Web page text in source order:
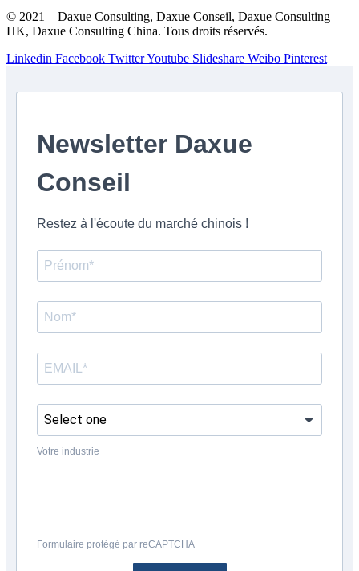
© 2021 – Daxue Consulting, Daxue Conseil, Daxue Consulting
HK, Daxue Consulting China. Tous droits réservés.
Linkedin Facebook TwitterYoutube Slideshare Weibo Pinterest
Newsletter Daxue
Conseil
Restez à l'écoute du marché chinois !
Votre industrie
Formulaire protégé par reCAPTCHA